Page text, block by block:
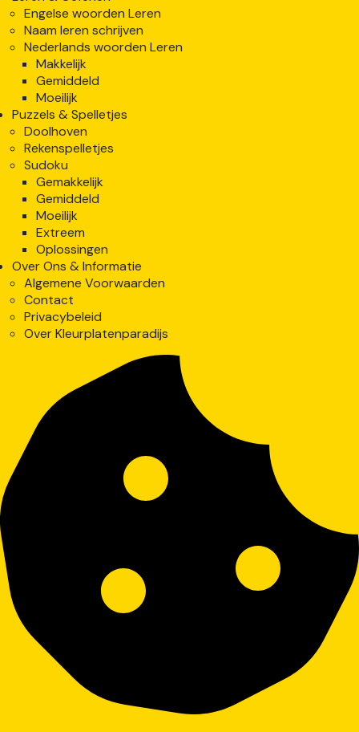
Engelse woorden Leren
Naam leren schrijven
Nederlands woorden Leren
Makkelijk
Gemiddeld
Moeilijk
Puzzels & Spelletjes
Doolhoven
Rekenspelletjes
Sudoku
Gemakkelijk
Gemiddeld
Moeilijk
Extreem
Oplossingen
Over Ons & Informatie
Algemene Voorwaarden
Contact
Privacybeleid
Over Kleurplatenparadijs